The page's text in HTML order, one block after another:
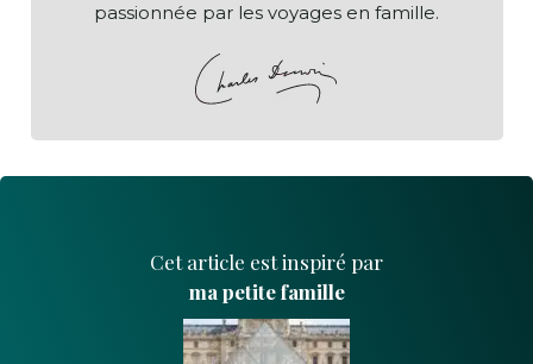
passionnée par les voyages en famille.
Cet article est inspiré par
ma petite famille